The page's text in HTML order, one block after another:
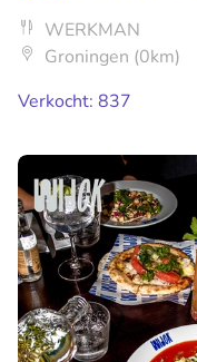
WERKMAN
Groningen (0km)
Verkocht: 837